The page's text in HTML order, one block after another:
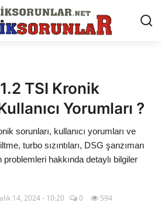
TSI Kronik
Yorumları ?
sorunları, kullanıcı yorumları ve
turbo sızıntıları, DSG şanzıman
hakkında detaylı bilgiler
14, 2024 - 10:20 0 594